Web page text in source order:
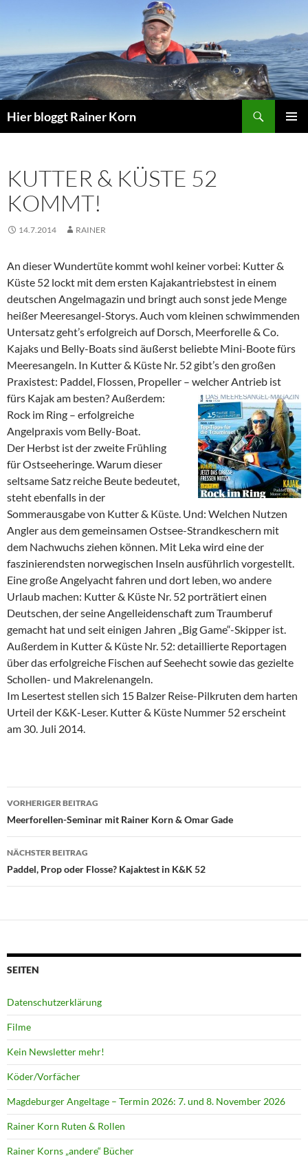
Hier bloggt Rainer Korn
KUTTER & KÜSTE 52
KOMMT!
14.7.2014 RAINER
An dieser Wundertüte kommt wohl keiner vorbei: Kutter &
Küste 52 lockt mit dem ersten Kajakantriebstest in einem
deutschen Angelmagazin und bringt auch sonst jede Menge
heißer Meeresangel-Storys. Auch vom kleinen schwimmenden
Untersatz geht’s erfolgreich auf Dorsch, Meerforelle & Co.
Kajaks und Belly-Boats sind äußerst beliebte Mini-Boote fürs
Meeresangeln. In Kutter & Küste Nr. 52 gibt’s den großen
Praxistest: Paddel, Flossen, Propeller – welcher Antrieb ist
fürs Kajak am besten? Außerdem:
Rock im Ring – erfolgreiche
Angelpraxis vom Belly-Boat.
Der Herbst ist der zweite Frühling
für Ostseeheringe. Warum dieser
seltsame Satz reiche Beute bedeutet,
steht ebenfalls in der
Sommerausgabe von Kutter & Küste. Und: Welchen Nutzen
Angler aus dem gemeinsamen Ostsee-Strandkeschern mit
dem Nachwuchs ziehen können. Mit Leka wird eine der
faszinierendsten norwegischen Inseln ausführlich vorgestellt.
Eine große Angelyacht fahren und dort leben, wo andere
Urlaub machen: Kutter & Küste Nr. 52 porträtiert einen
Deutschen, der seine Angelleidenschaft zum Traumberuf
gemacht hat und seit einigen Jahren „Big Game“-Skipper ist.
Außerdem in Kutter & Küste Nr. 52: detaillierte Reportagen
über das erfolgreiche Fischen auf Seehecht sowie das gezielte
Schollen- und Makrelenangeln.
Im Lesertest stellen sich 15 Balzer Reise-Pilkruten dem harten
Urteil der K&K-Leser. Kutter & Küste Nummer 52 erscheint
am 30. Juli 2014.
Beitragsnavigation
VORHERIGER BEITRAG
Meerforellen-Seminar mit Rainer Korn & Omar Gade
NÄCHSTER BEITRAG
Paddel, Prop oder Flosse? Kajaktest in K&K 52
SEITEN
Datenschutzerklärung
Filme
Kein Newsletter mehr!
Köder/Vorfächer
Magdeburger Angeltage – Termin 2026: 7. und 8. November 2026
Rainer Korn Ruten & Rollen
Rainer Korns „andere“ Bücher